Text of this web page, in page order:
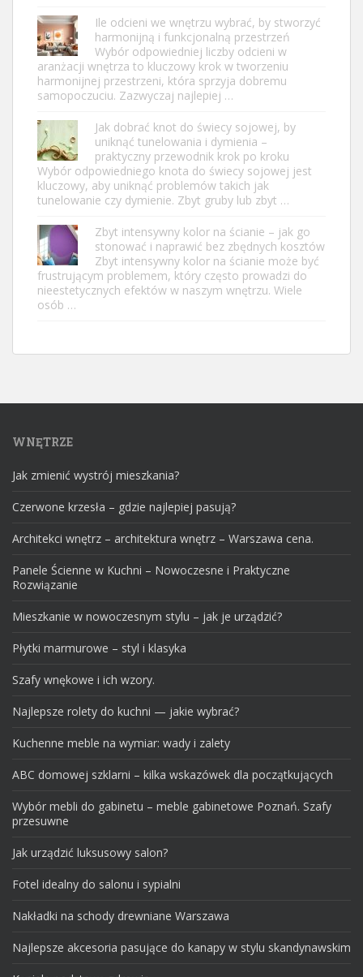
Ile odcieni we wnętrzu wybrać, by stworzyć
harmonijną i funkcjonalną przestrzeń
Wybór odpowiedniej liczby odcieni w
aranżacji wnętrza to kluczowy krok w tworzeniu
harmonijnej przestrzeni, która sprzyja dobremu
samopoczuciu. Zazwyczaj najlepiej …
Jak dobrać knot do świecy sojowej, by
uniknąć tunelowania i dymienia –
praktyczny przewodnik krok po kroku
Wybór odpowiedniego knota do świecy sojowej jest
kluczowy, aby uniknąć problemów takich jak
tunelowanie czy dymienie. Zbyt gruby lub zbyt …
Zbyt intensywny kolor na ścianie – jak go
stonować i naprawić bez zbędnych kosztów
Zbyt intensywny kolor na ścianie może być
frustrującym problemem, który często prowadzi do
nieestetycznych efektów w naszym wnętrzu. Wiele
osób …
WNĘTRZE
Jak zmienić wystrój mieszkania?
Czerwone krzesła – gdzie najlepiej pasują?
Architekci wnętrz – architektura wnętrz – Warszawa cena.
Panele Ścienne w Kuchni – Nowoczesne i Praktyczne
Rozwiązanie
Mieszkanie w nowoczesnym stylu – jak je urządzić?
Płytki marmurowe – styl i klasyka
Szafy wnękowe i ich wzory.
Najlepsze rolety do kuchni — jakie wybrać?
Kuchenne meble na wymiar: wady i zalety
ABC domowej szklarni – kilka wskazówek dla początkujących
Wybór mebli do gabinetu – meble gabinetowe Poznań. Szafy
przesuwne
Jak urządzić luksusowy salon?
Fotel idealny do salonu i sypialni
Nakładki na schody drewniane Warszawa
Najlepsze akcesoria pasujące do kanapy w stylu skandynawskim